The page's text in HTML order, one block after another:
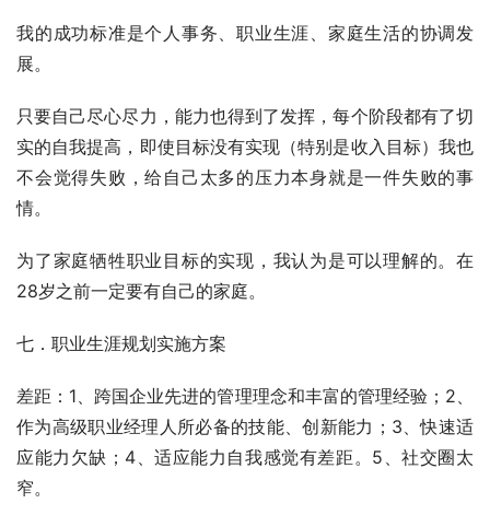
我的成功标准是个人事务、职业生涯、家庭生活的协调发
展。
只要自己尽心尽力，能力也得到了发挥，每个阶段都有了切
实的自我提高，即使目标没有实现（特别是收入目标）我也
不会觉得失败，给自己太多的压力本身就是一件失败的事
情。
为了家庭牺牲职业目标的实现，我认为是可以理解的。在
28岁之前一定要有自己的家庭。
七．职业生涯规划实施方案
差距：1、跨国企业先进的管理理念和丰富的管理经验；2、
作为高级职业经理人所必备的技能、创新能力；3、快速适
应能力欠缺；4、适应能力自我感觉有差距。5、社交圈太
窄。